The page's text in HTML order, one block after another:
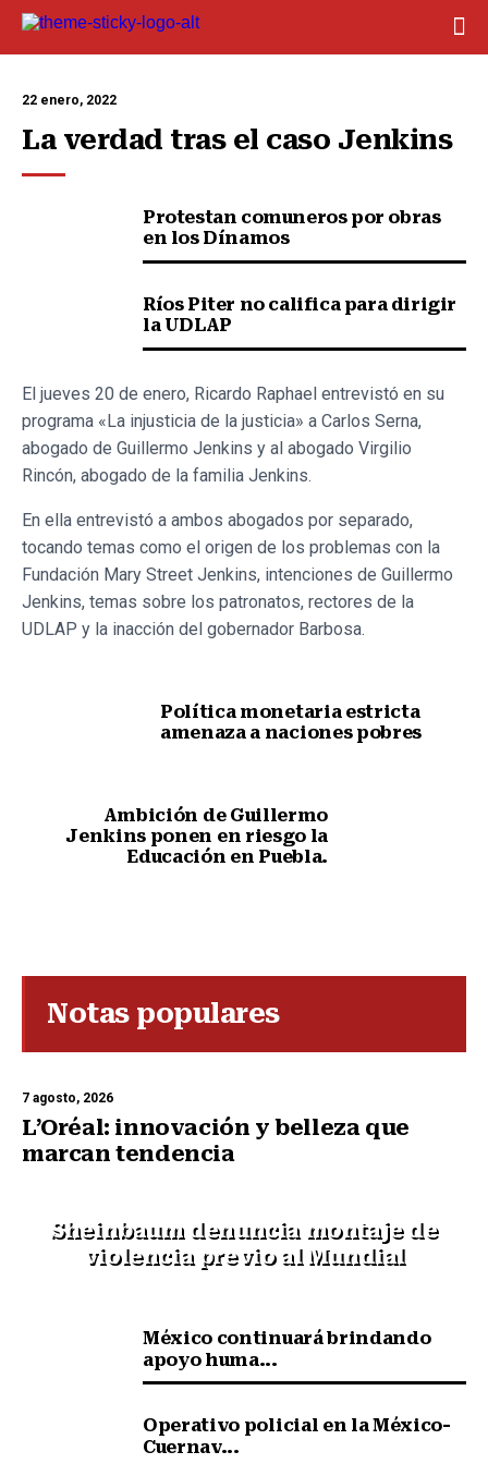
22 enero, 2022
La verdad tras el caso Jenkins
Protestan comuneros por obras
en los Dínamos
Ríos Piter no califica para dirigir
la UDLAP
El jueves 20 de enero, Ricardo Raphael entrevistó en su
programa «La injusticia de la justicia» a Carlos Serna,
abogado de Guillermo Jenkins y al abogado Virgilio
Rincón, abogado de la familia Jenkins.
En ella entrevistó a ambos abogados por separado,
tocando temas como el origen de los problemas con la
Fundación Mary Street Jenkins, intenciones de Guillermo
Jenkins, temas sobre los patronatos, rectores de la
UDLAP y la inacción del gobernador Barbosa.
Política monetaria estricta
amenaza a naciones pobres
Ambición de Guillermo
Jenkins ponen en riesgo la
Educación en Puebla.
Notas populares
7 agosto, 2026
L’Oréal: innovación y belleza que
marcan tendencia
Sheinbaum denuncia montaje de
violencia previo al Mundial
México continuará brindando
apoyo huma...
Operativo policial en la México-
Cuernav...